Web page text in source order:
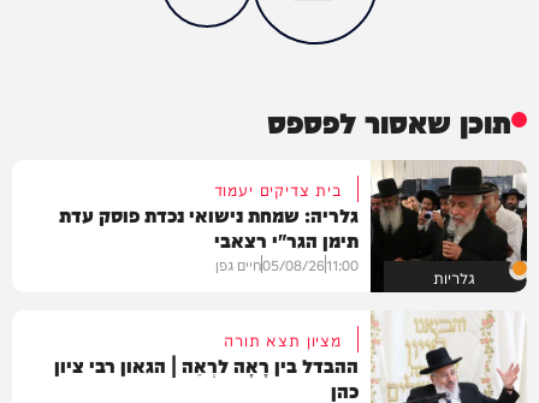
תוכן שאסור לפספס
גלריות
בית צדיקים יעמוד
גלריה: שמחת נישואי נכדת פוסק עדת
תימן הגר"י רצאבי
11:00
05/08/26חיים גפן
מציון תצא תורה
ההבדל בין רָאָה לרְאֵה | הגאון רבי ציון
כהן